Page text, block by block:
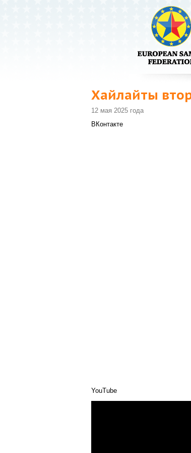
Хайлайты
12 мая 2025 года
ВКонтакте
YouTube